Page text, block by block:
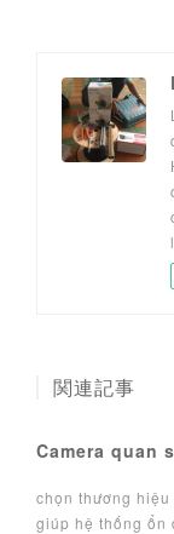
関連記事
Camera quan
chọn thương
giúp hệ thống ổn